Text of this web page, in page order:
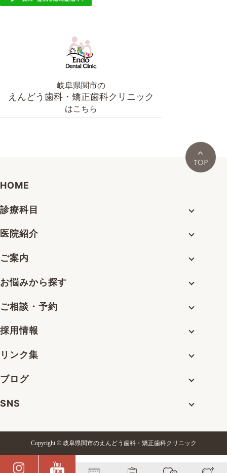
岐阜県関市の
えんどう歯科・矯正歯科クリニック
はこちら
HOME
診療科目
医院紹介
ご案内
お悩みから探す
ご相談・予約
採用情報
リンク集
ブログ
SNS
Copyright © 岐阜県関市のえんどう歯科・矯正歯科クリニック